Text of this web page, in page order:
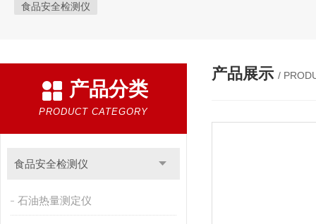
食品安全检测仪
产品分类
PRODUCT CATEGORY
食品安全检测仪
石油热量测定仪
产品展示 /